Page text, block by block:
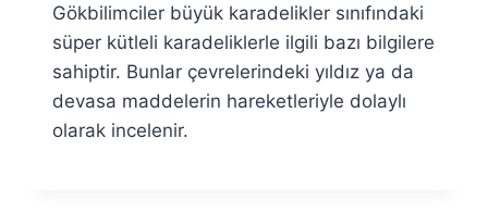
Gökbilimciler büyük karadelikler sınıfındaki
süper kütleli karadeliklerle ilgili bazı bilgilere
sahiptir. Bunlar çevrelerindeki yıldız ya da
devasa maddelerin hareketleriyle dolaylı
olarak incelenir.